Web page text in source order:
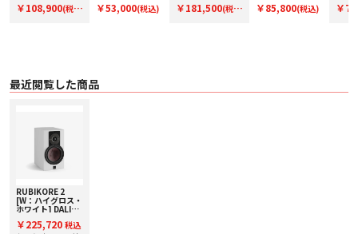
〇 カラー
シェルフスピーカ
￥108,900(税
OBERON7DW】
￥53,000(税込) ー(ペア)
￥181,500(税
ピーカー(ペア)
￥85,800(税込) 型ス
￥
最近閲覧した商品
RUBIKORE 2
[W：ハイグロス・
ホワイト] DALI
ルフスピーカー[1
￥225,720 税込